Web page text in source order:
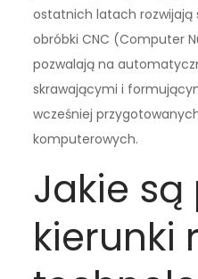
ostatnich latach rozwijają
obróbki CNC (Computer
pozwalają na
skrawającymi i
wcześniej
komputerowych.
Jakie są
kierunki